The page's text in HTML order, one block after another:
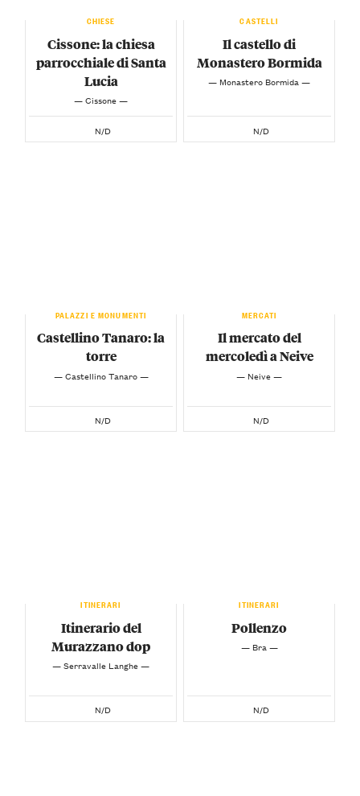
CHIESE
Cissone: la chiesa
parrocchiale di Santa
Lucia
— Cissone —
N/D
CASTELLI
Il castello di
Monastero Bormida
— Monastero Bormida —
N/D
PALAZZI E MONUMENTI
Castellino Tanaro: la
torre
— Castellino Tanaro —
N/D
MERCATI
Il mercato del
mercoledì a Neive
— Neive —
N/D
ITINERARI
Itinerario del
Murazzano dop
— Serravalle Langhe —
N/D
ITINERARI
Pollenzo
— Bra —
N/D